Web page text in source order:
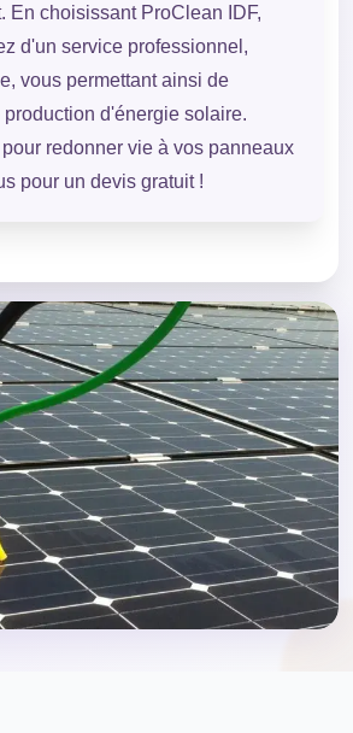
En choisissant ProClean IDF,
d'un service professionnel,
vous permettant ainsi de
d'énergie solaire.
redonner vie à vos panneaux
pour un devis gratuit !